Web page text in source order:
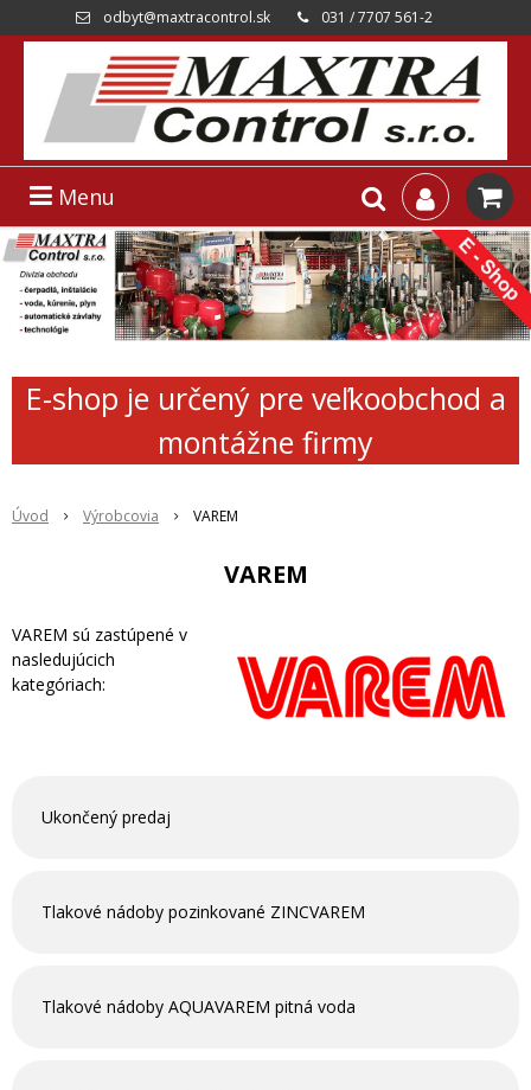
odbyt@maxtracontrol.sk 031 / 7707 561-2
Menu
E-shop je určený pre veľkoobchod a
montážne firmy
Úvod Výrobcovia VAREM
VAREM
VAREM sú zastúpené v
nasledujúcich
kategóriach:
Ukončený predaj
Tlakové nádoby pozinkované ZINCVAREM
Tlakové nádoby AQUAVAREM pitná voda